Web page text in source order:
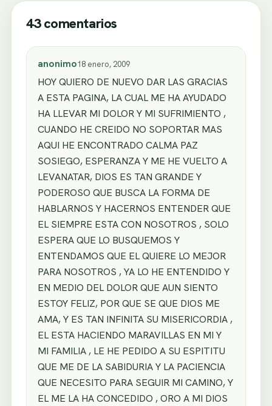
43 comentarios
anonimo18 enero, 2009
HOY QUIERO DE NUEVO DAR LAS GRACIAS
A ESTA PAGINA, LA CUAL ME HA AYUDADO
HA LLEVAR MI DOLOR Y MI SUFRIMIENTO ,
CUANDO HE CREIDO NO SOPORTAR MAS
AQUI HE ENCONTRADO CALMA PAZ
SOSIEGO, ESPERANZA Y ME HE VUELTO A
LEVANATAR, DIOS ES TAN GRANDE Y
PODEROSO QUE BUSCA LA FORMA DE
HABLARNOS Y HACERNOS ENTENDER QUE
EL SIEMPRE ESTA CON NOSOTROS , SOLO
ESPERA QUE LO BUSQUEMOS Y
ENTENDAMOS QUE EL QUIERE LO MEJOR
PARA NOSOTROS , YA LO HE ENTENDIDO Y
EN MEDIO DEL DOLOR QUE AUN SIENTO
ESTOY FELIZ, POR QUE SE QUE DIOS ME
AMA, Y ES TAN INFINITA SU MISERICORDIA ,
EL ESTA HACIENDO MARAVILLAS EN MI Y
MI FAMILIA , LE HE PEDIDO A SU ESPITITU
QUE ME DE LA SABIDURIA Y LA PACIENCIA
QUE NECESITO PARA SEGUIR MI CAMINO, Y
EL ME LA HA CONCEDIDO , ORO A MI DIOS